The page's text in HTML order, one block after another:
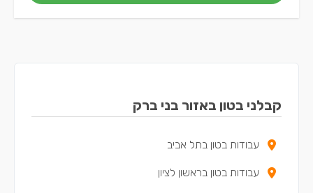
קבלני בטון באזור בני ברק
עבודות בטון בתל אביב
עבודות בטון בראשון לציון